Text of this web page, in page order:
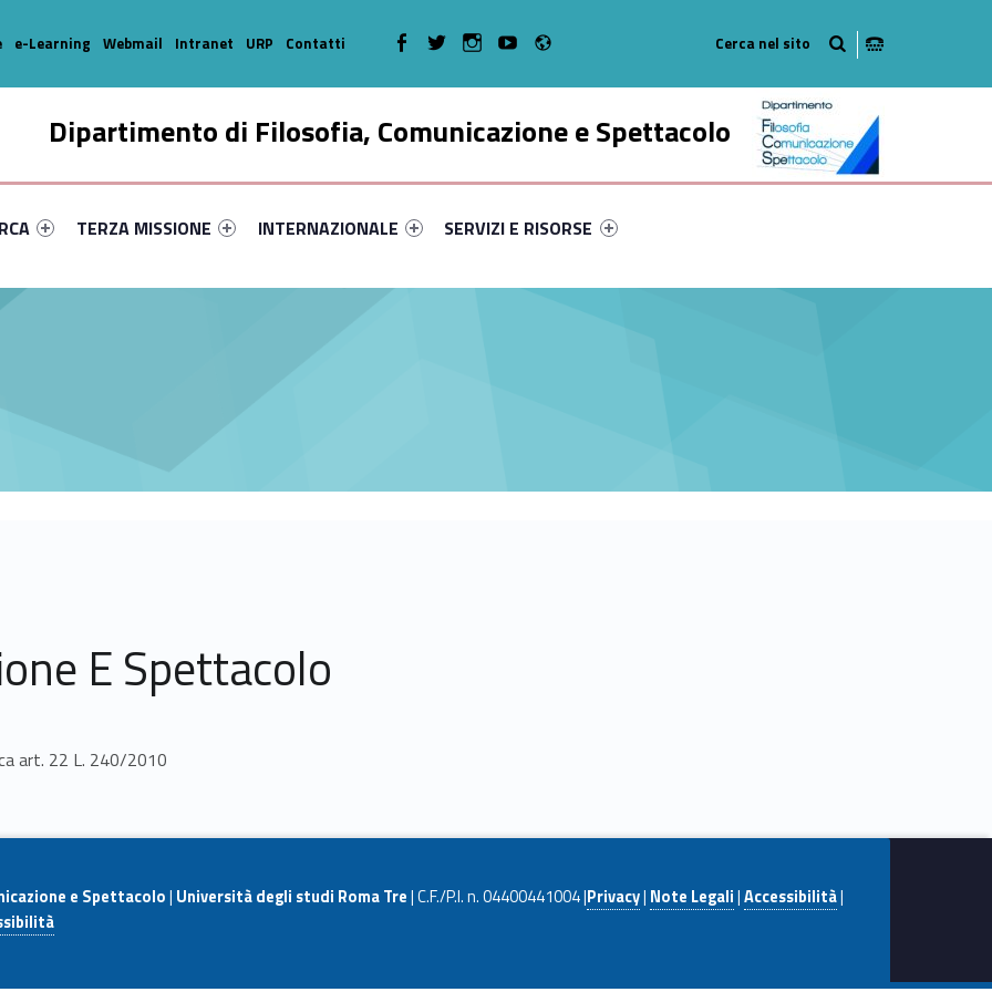
Dipartimento di Filosofia, Comunicazione e Spettacolo
primary-27923-16
#link-menu-primary-41213-35
Link identifier #link-menu-primary-67795-46
TERZA MISSIONE
Link identifier #link-menu-primary-49566-52
INTERNAZIONALE
Link identifier #link-menu-primary-35657-63
SERVIZI E RISORSE
e-Learning Webmail Intranet URP Contatti WebMan on Facebook
WebMan on TwitterWebMan on Instagram
WebMan on Youtube
E Spettacolo
art. 22 L. 240/2010
e Spettacolo| Università degli studi Roma Tre| C.F./P.I. n. 04400441004 |Privacy| Note Legali|Accessibilità|